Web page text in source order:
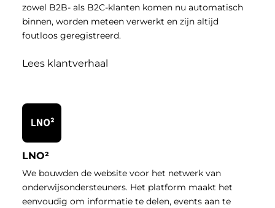
zowel B2B- als B2C-klanten komen nu automatisch
binnen, worden meteen verwerkt en zijn altijd
foutloos geregistreerd.
Lees klantverhaal
LNO²
We bouwden de website voor het netwerk van
onderwijsondersteuners. Het platform maakt het
eenvoudig om informatie te delen, events aan te